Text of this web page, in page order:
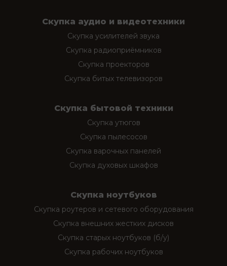
Скупка аудио и видеотехники
Скупка усилителей звука
Скупка радиоприёмников
Скупка проекторов
Скупка битых телевизоров
Скупка бытовой техники
Скупка утюгов
Скупка пылесосов
Скупка варочных панелей
Скупка духовых шкафов
Скупка ноутбуков
Скупка роутеров и сетевого оборудования
Скупка внешних жестких дисков
Скупка старых ноутбуков (б/у)
Скупка рабочих ноутбуков